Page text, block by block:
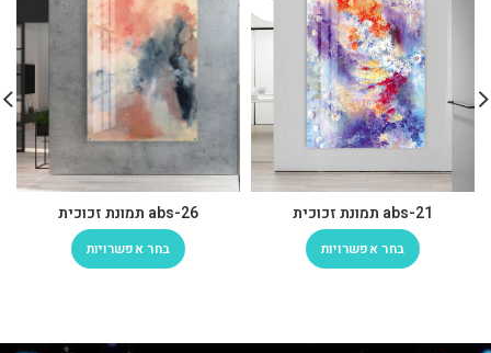
abs-21 תמונת זכוכית
בחר אפשרויות
abs-26 תמונת זכוכית
בחר אפשרויות